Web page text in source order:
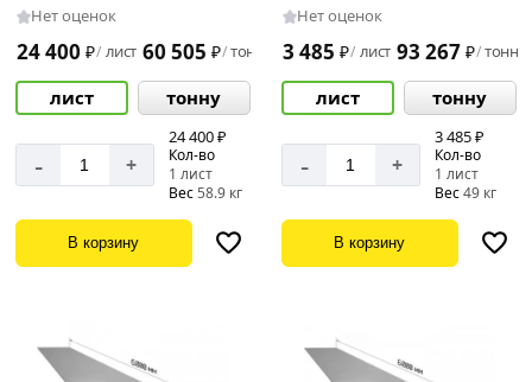
3
мм
4
мм
5
мм
8
1250
мм
Нет оценок
24 400 ₽/ лист 60 505 ₽/ тонну
лист тонну
- +
24 400 ₽
Кол-во
1 лист
Вес58.9 кг
В корзину
Нет оценок
3 485 ₽/ лист 93 267 ₽/ тонну
лист тонну
- +
3 485 ₽
Кол-во
1 лист
Вес49 кг
В корзину